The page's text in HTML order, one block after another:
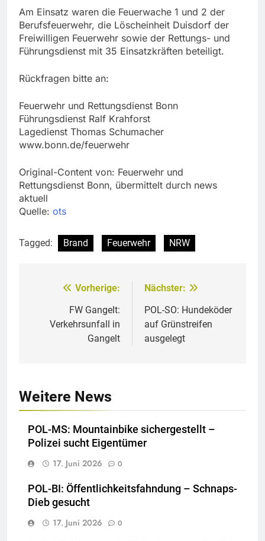
Am Einsatz waren die Feuerwache 1 und 2 der
Berufsfeuerwehr, die Löscheinheit Duisdorf der
Freiwilligen Feuerwehr sowie der Rettungs- und
Führungsdienst mit 35 Einsatzkräften beteiligt.
Rückfragen bitte an:
Feuerwehr und Rettungsdienst Bonn
Führungsdienst Ralf Krahforst
Lagedienst Thomas Schumacher
www.bonn.de/feuerwehr
Original-Content von: Feuerwehr und
Rettungsdienst Bonn, übermittelt durch news
aktuell
Quelle: ots
Tagged: Brand Feuerwehr NRW
Beitragsnavigation
Vorherige:
FW Gangelt:
Verkehrsunfall in
Gangelt
Nächster:
POL-SO: Hundeköder
auf Grünstreifen
ausgelegt
Weitere News
POL-MS: Mountainbike sichergestellt –
Polizei sucht Eigentümer
17. Juni 2026
0
POL-BI: Öffentlichkeitsfahndung – Schnaps-
Dieb gesucht
17. Juni 2026
0